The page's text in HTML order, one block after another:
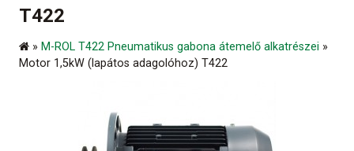
T422
» M-ROL T422 Pneumatikus gabona átemelő alkatrészei »
Motor 1,5kW (lapátos adagolóhoz) T422